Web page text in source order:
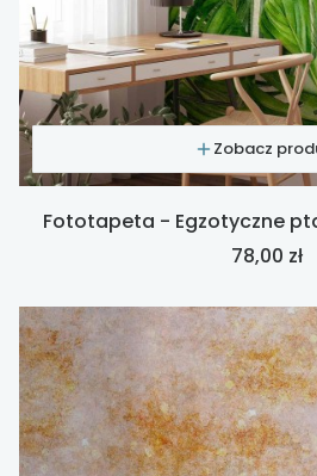
Zobacz
Fototapeta - Egzotyczne
Cena
78,00 zł